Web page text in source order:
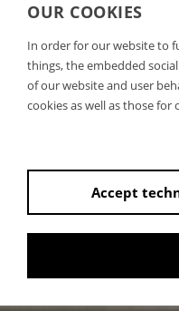
OUR COOKIES
In order for our website to
things, the embedded
of our website and user
cookies as well as those
Accept